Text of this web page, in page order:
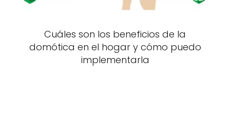
Cuáles son los beneficios de la
domótica en el hogar y cómo puedo
implementarla